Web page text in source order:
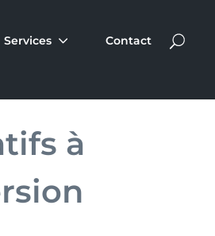
Services Contact
à